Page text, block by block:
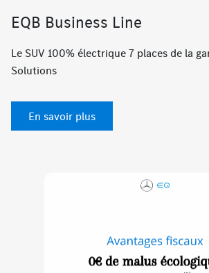
EQB Business Line
Le SUV 100% électrique 7 places de la
Solutions
En savoir plus